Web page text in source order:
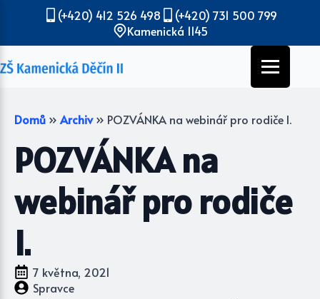
(+420) 412 526 498
(+420) 731 500 799
Kamenická 1145
Domů » Archiv » POZVÁNKA na webinář pro rodiče I.
POZVÁNKA na
webinář pro rodiče
I.
7 května, 2021
Spravce